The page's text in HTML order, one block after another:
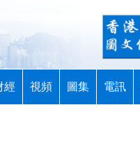
經 視頻 圖集 電訊